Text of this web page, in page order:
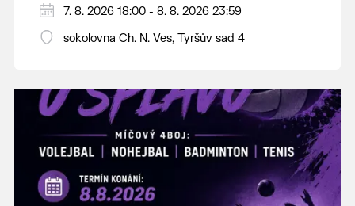
PÁTEK 7. srpna
18:00 - ruční stavění máje
14:00 - krojový průvod pro stárky od
hostince “U Buvola”
16:00 - odpolední zábava na sokolovně
21:00 - večerní zábava
K tanci a poslechu bude hrát DH
7. 8. 2026 18:00 - 8. 8. 2026 23:59
sokolovna Ch. N. Ves, Tyršův sad 4